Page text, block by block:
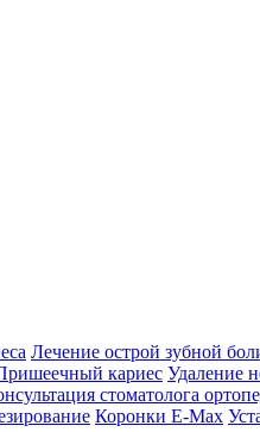
Лечение острой зубной
кариес Удаление
стоматолога
Коронки E-Max